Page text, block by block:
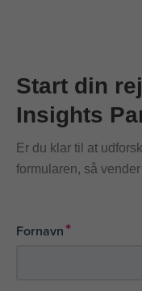
Start din
Insights
Er du klar til at
formularen, så
Fornavn*